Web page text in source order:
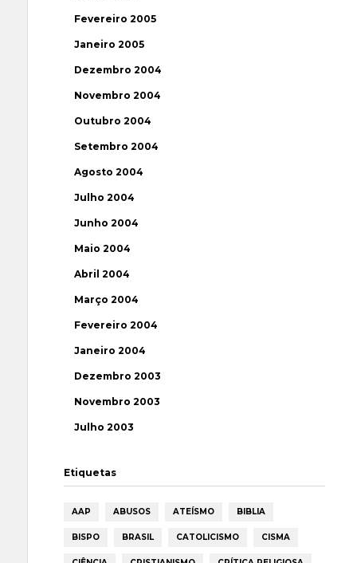
Fevereiro 2005
Janeiro 2005
Dezembro 2004
Novembro 2004
Outubro 2004
Setembro 2004
Agosto 2004
Julho 2004
Junho 2004
Maio 2004
Abril 2004
Março 2004
Fevereiro 2004
Janeiro 2004
Dezembro 2003
Novembro 2003
Julho 2003
Etiquetas
AAP ABUSOS ATEÍSMO BIBLIA
BISPO BRASIL CATOLICISMO CISMA